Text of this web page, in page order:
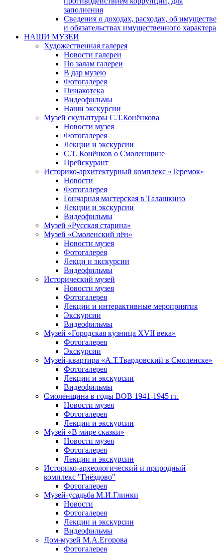
заполнения
Сведения о доходах, расходах, об имуществе
и обязательствах имущественного характера
НАШИ МУЗЕИ
Художественная галерея
Новости галереи
По залам галереи
В дар музею
Фотогалерея
Пинакотека
Видеофильмы
Наши экскурсии
Музей скульптуры С.Т.Конёнкова
Новости музея
Фотогалерея
Лекции и экскурсии
С.Т. Конёнков о Смоленщине
Прейскурант
Историко-архитектурный комплекс «Теремок»
Новости
Фотогалерея
Гончарная мастерская в Талашкино
Лекции и экскурсии
Видеофильмы
Музей «Русская старина»
Музей «Смоленский лён»
Новости музея
Фотогалерея
Лекци и экскурсии
Видеофильмы
Исторический музей
Новости музея
Фотогалерея
Лекции и интерактивные мероприятия
Экскурсии
Видеофильмы
Музей «Городская кузница XVII века»
Фотогалерея
Экскурсии
Музей-квартира «А.Т.Твардовский в Смоленске»
Фотогалерея
Лекции и экскурсии
Видеофильмы
Смоленщина в годы ВОВ 1941-1945 гг.
Новости музея
Фотогалерея
Лекции и экскурсии
Музей «В мире сказки»
Новости музея
Фотогалерея
Лекции и экскурсии
Историко-археологический и природный
комплекс "Гнёздово"
Фотогалерея
Музей-усадьба М.И.Глинки
Новости
Фотогалерея
Лекции и экскурсии
Видеофильмы
Дом-музей М.А.Егорова
Фотогалерея